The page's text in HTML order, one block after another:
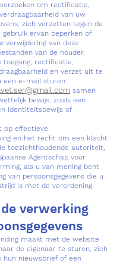
om rectificatie,
van uw
zich verzetten tegen de
gebruik ervan beperken of
verwijdering van deze
van de houder.
toegang, rectificatie,
en verzet uit te
een e-mail sturen
ail.com samen
bewijs, zoals een
identiteitsbewijs of
op effectieve
en het recht om een klacht
toezichthoudende autoriteit,
Agentschap voor
als u van mening bent
van persoonsgegevens die u
is met de verordening.
verwerking
maakt met de website
de eigenaar te sturen, zich
hun nieuwsbrief of een